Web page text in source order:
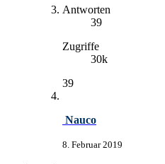
Antworten
39
Zugriffe
30k
39
Nauco
8. Februar 2019